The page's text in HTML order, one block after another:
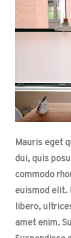
Mauris eget
dui, quis
commodo
euismod elit.
libero,
amet enim.